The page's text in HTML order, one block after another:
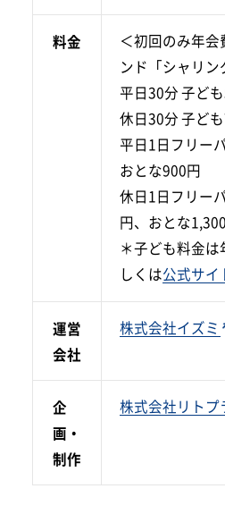
料金
＜初回のみ年
ンド「シャリ
平日30分 子ど
休日30分 子ど
平日1日フリー
おとな900円
休日1日フリー
円、おとな
＊子ども料金
しくは公式サイ
運営
会社
株式会社イズミ
企
画・
制作
株式会社リトプ